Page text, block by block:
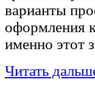
варианты
оформления
именно этот
Читать